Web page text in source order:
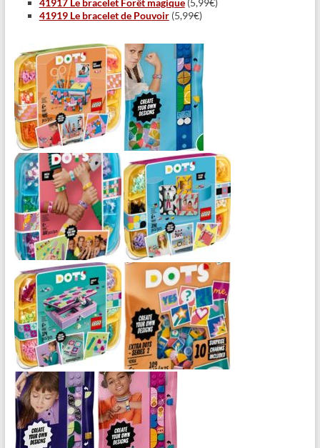
41917 Le bracelet Forêt magique(5,99€)
41919 Le bracelet de Pouvoir(5,99€)